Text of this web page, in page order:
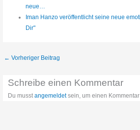
neue…
Iman Hanzo veröffentlicht seine neue
Dir"
← Vorheriger Beitrag
Schreibe einen Kommentar
Du musstangemeldetsein, um einen